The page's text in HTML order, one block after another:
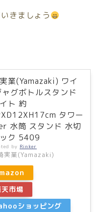
きましょう
業(Yamazaki) ワイ
ャグボトルスタンド
ト 約
タワー
水筒 スタンド 水切
ク 5409
by Rinker
実業(Yamazaki)
市場
ショッピング